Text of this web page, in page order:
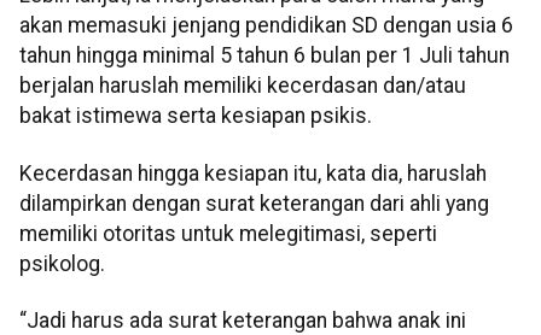
akan memasuki jenjang pendidikan SD dengan usia 6
tahun hingga minimal 5 tahun 6 bulan per 1 Juli tahun
berjalan haruslah memiliki kecerdasan dan/atau
bakat istimewa serta kesiapan psikis.
Kecerdasan hingga kesiapan itu, kata dia, haruslah
dilampirkan dengan surat keterangan dari ahli yang
memiliki otoritas untuk melegitimasi, seperti
psikolog.
“Jadi harus ada surat keterangan bahwa anak ini